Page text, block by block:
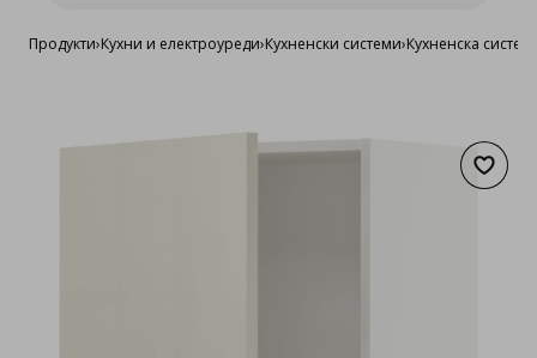
Продукти›Кухни и електроуреди›Кухненски системи›Кухненска